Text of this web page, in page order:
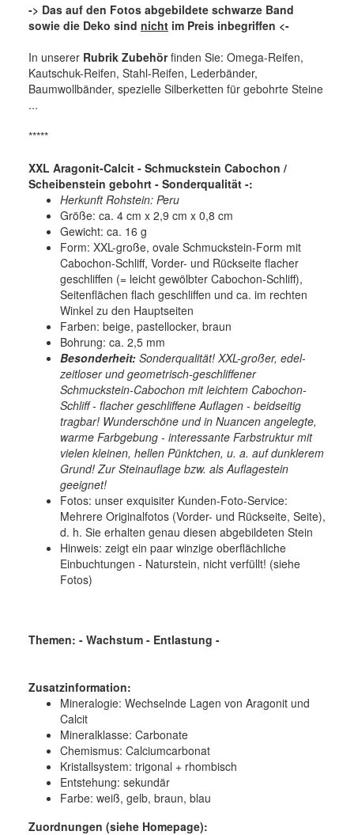
-> Das auf den Fotos abgebildete schwarze Band
sowie die Deko sind nicht im Preis inbegriffen <-
In unserer Rubrik Zubehörfinden Sie: Omega-Reifen,
Kautschuk-Reifen, Stahl-Reifen, Lederbänder,
Baumwollbänder, spezielle Silberketten für gebohrte Steine
...
*****
XXL Aragonit-Calcit - Schmuckstein Cabochon /
Scheibenstein gebohrt - Sonderqualität -:
Herkunft Rohstein: Peru
Größe: ca. 4 cm x 2,9 cm x 0,8 cm
Gewicht: ca. 16 g
Form: XXL-große, ovale Schmuckstein-Form mit
Cabochon-Schliff, Vorder- und Rückseite flacher
geschliffen (= leicht gewölbter Cabochon-Schliff),
Seitenflächen flach geschliffen und ca. im rechten
Winkel zu den Hauptseiten
Farben: beige, pastellocker, braun
Bohrung: ca. 2,5 mm
Besonderheit: Sonderqualität! XXL-großer, edel-
zeitloser und geometrisch-geschliffener
Schmuckstein-Cabochon mit leichtem Cabochon-
Schliff - flacher geschliffene Auflagen - beidseitig
tragbar! Wunderschöne und in Nuancen angelegte,
warme Farbgebung - interessante Farbstruktur mit
vielen kleinen, hellen Pünktchen, u. a. auf dunklerem
Grund! Zur Steinauflage bzw. als Auflagestein
geeignet!
Fotos: unser exquisiter Kunden-Foto-Service:
Mehrere Originalfotos (Vorder- und Rückseite, Seite),
d. h. Sie erhalten genau diesen abgebildeten Stein
Hinweis: zeigt ein paar winzige oberflächliche
Einbuchtungen - Naturstein, nicht verfüllt! (siehe
Fotos)
Themen: - Wachstum - Entlastung -
Zusatzinformation:
Mineralogie: Wechselnde Lagen von Aragonit und
Calcit
Mineralklasse: Carbonate
Chemismus: Calciumcarbonat
Kristallsystem: trigonal + rhombisch
Entstehung: sekundär
Farbe: weiß, gelb, braun, blau
Zuordnungen (siehe Homepage):